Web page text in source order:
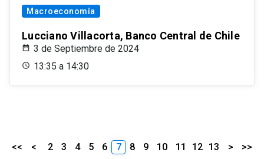
Macroeconomía
Lucciano Villacorta, Banco Central de Chile
3 de Septiembre de 2024
13:35 a 14:30
<< < 2 3 4 5 6 7 8 9 10 11 12 13 > >>